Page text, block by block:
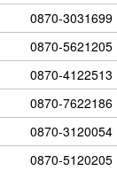
0870-3031699
0870-5621205
0870-4122513
0870-7622186
0870-3120054
0870-5120205